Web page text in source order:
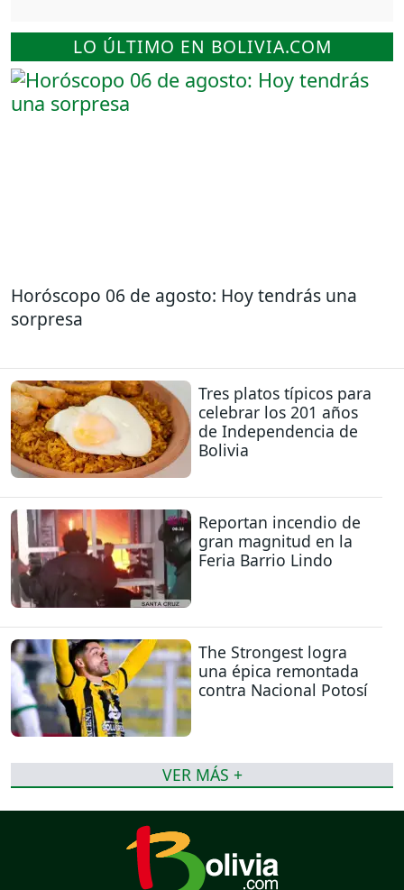
LO ÚLTIMO EN BOLIVIA.COM
Horóscopo 06 de agosto: Hoy tendrás una
sorpresa
Tres platos típicos para
celebrar los 201 años
de Independencia de
Bolivia
Reportan incendio de
gran magnitud en la
Feria Barrio Lindo
The Strongest logra
una épica remontada
contra Nacional Potosí
VER MÁS +